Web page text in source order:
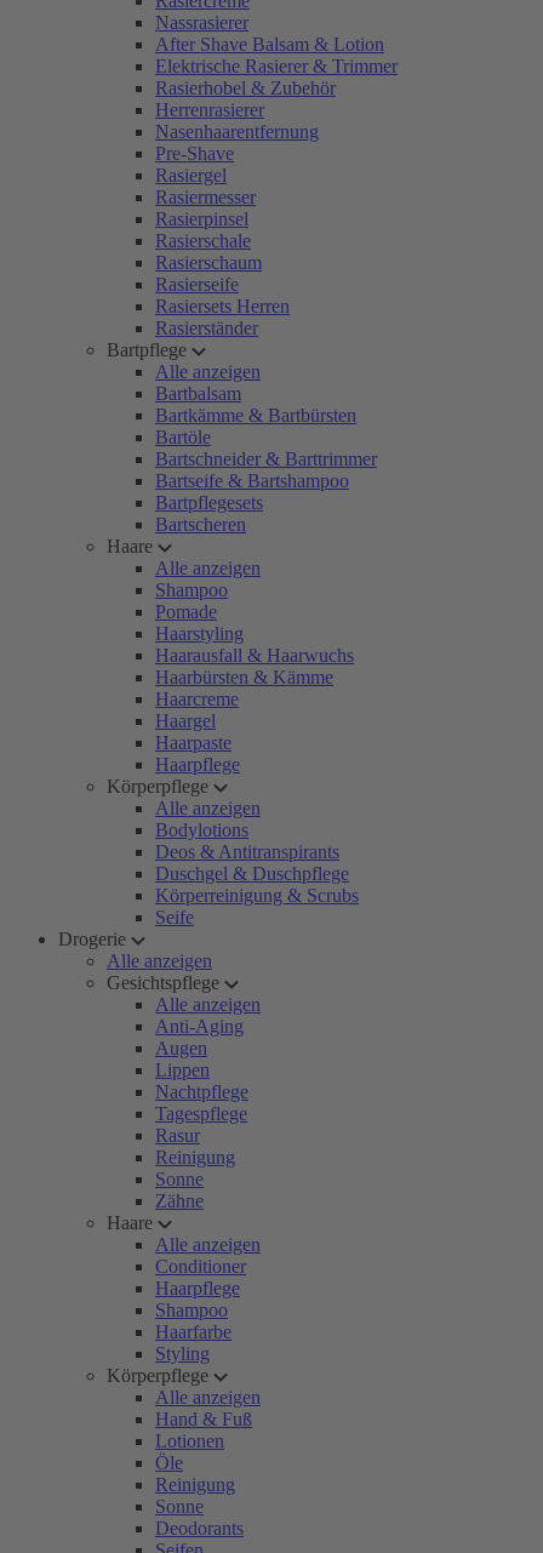
Nassrasierer
After Shave Balsam & Lotion
Elektrische Rasierer & Trimmer
Rasierhobel & Zubehör
Herrenrasierer
Nasenhaarentfernung
Pre-Shave
Rasiergel
Rasiermesser
Rasierpinsel
Rasierschale
Rasierschaum
Rasierseife
Rasiersets Herren
Rasierständer
Bartpflege
Alle anzeigen
Bartbalsam
Bartkämme & Bartbürsten
Bartöle
Bartschneider & Barttrimmer
Bartseife & Bartshampoo
Bartpflegesets
Bartscheren
Haare
Alle anzeigen
Shampoo
Pomade
Haarstyling
Haarausfall & Haarwuchs
Haarbürsten & Kämme
Haarcreme
Haargel
Haarpaste
Haarpflege
Körperpflege
Alle anzeigen
Bodylotions
Deos & Antitranspirants
Duschgel & Duschpflege
Körperreinigung & Scrubs
Seife
Drogerie
Alle anzeigen
Gesichtspflege
Alle anzeigen
Anti-Aging
Augen
Lippen
Nachtpflege
Tagespflege
Rasur
Reinigung
Sonne
Zähne
Haare
Alle anzeigen
Conditioner
Haarpflege
Shampoo
Haarfarbe
Styling
Körperpflege
Alle anzeigen
Hand & Fuß
Lotionen
Öle
Reinigung
Sonne
Deodorants